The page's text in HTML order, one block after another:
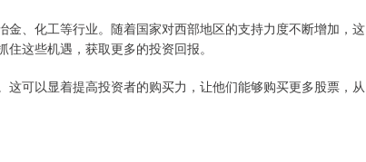
、化工等行业。随着国家对西部地区的支持力度不断增加，这
这些机遇，获取更多的投资回报。
可以显着提高投资者的购买力，让他们能够购买更多股票，从